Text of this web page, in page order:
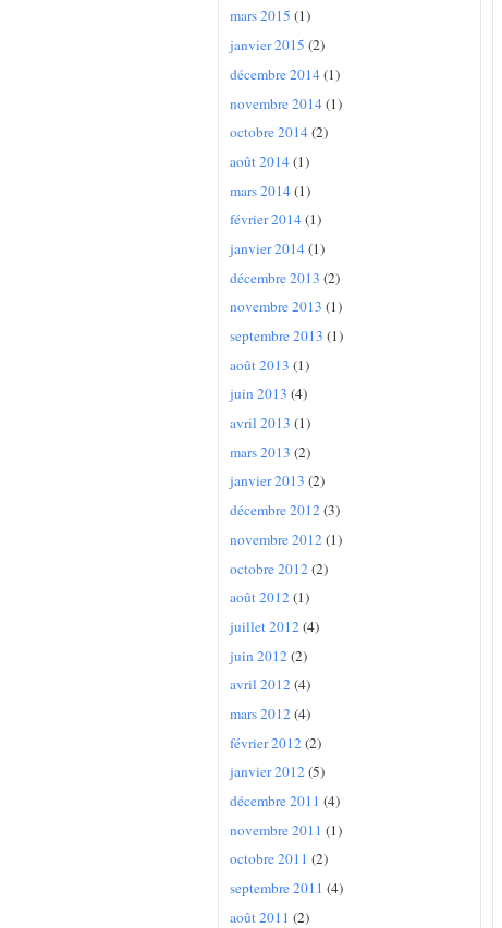
mars 2015 (1)
janvier 2015 (2)
décembre 2014(1)
novembre 2014(1)
octobre 2014(2)
août 2014(1)
mars 2014(1)
février 2014(1)
janvier 2014(1)
décembre 2013 (2)
novembre 2013 (1)
septembre 2013 (1)
août 2013 (1)
juin 2013 (4)
avril 2013 (1)
mars 2013 (2)
janvier 2013 (2)
décembre 2012(3)
novembre 2012(1)
octobre 2012(2)
août 2012(1)
juillet 2012(4)
juin 2012(2)
avril 2012(4)
mars 2012(4)
février 2012(2)
janvier 2012(5)
décembre 2011 (4)
novembre 2011 (1)
octobre 2011 (2)
septembre 2011 (4)
août 2011 (2)